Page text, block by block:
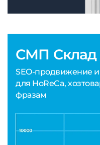
СМП Склад
SEO-продвижение
для HoReCa,
фразам